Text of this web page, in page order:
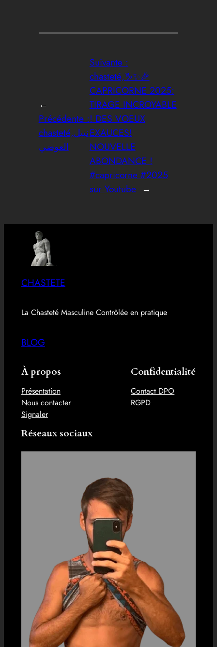
←
Précédente :
chasteté,نبيل
العوضي
Suivante :
chasteté,♑✨🎉
CAPRICORNE 2025:
TIRAGE INCROYABLE
! DES VOEUX
EXAUCES!
NOUVELLE
ABONDANCE !
#capricorne #2025
sur Youtube →
CHASTETE
La Chasteté Masculine Contrôlée en pratique
BLOG
À propos
Présentation
Nous contacter
Signaler
Confidentialité
Contact DPO
RGPD
Réseaux sociaux